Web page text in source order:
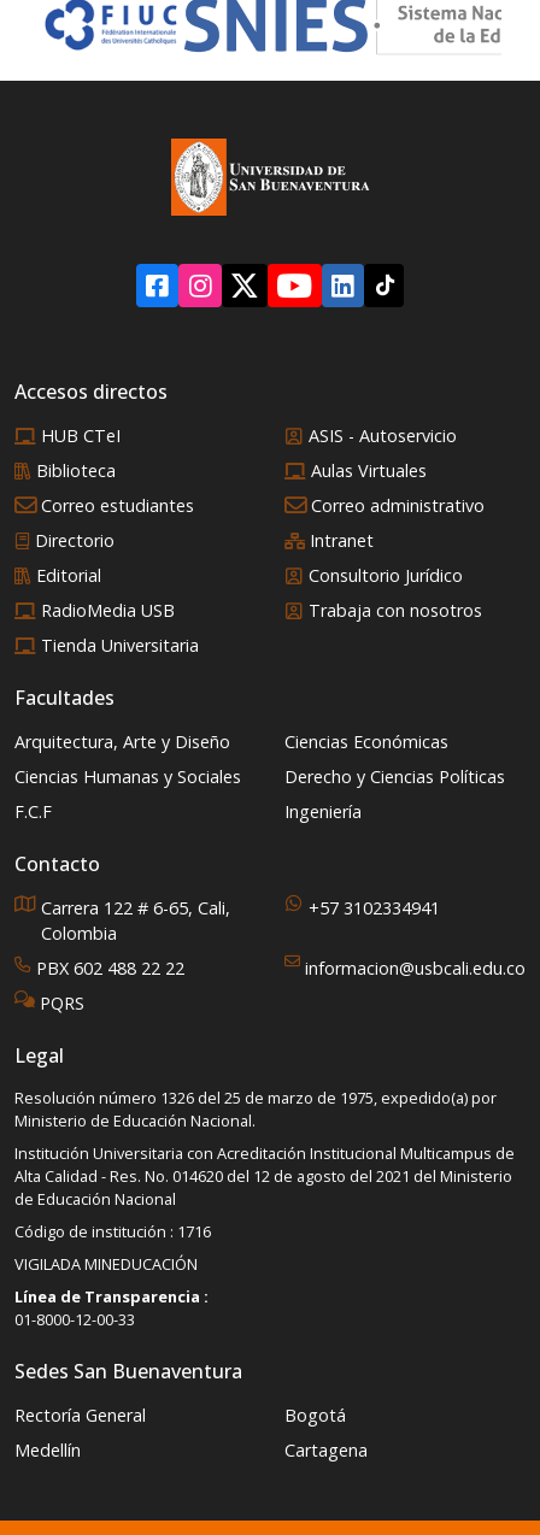
Accesos directos
HUB CTeI
ASIS - Autoservicio
Biblioteca
Aulas Virtuales
Correo estudiantes
Correo administrativo
Directorio
Intranet
Editorial
Consultorio Jurídico
RadioMedia USB
Trabaja con nosotros
Tienda Universitaria
Facultades
Arquitectura, Arte y Diseño
Ciencias Económicas
Ciencias Humanas y Sociales
Derecho y Ciencias Políticas
F.C.F
Ingeniería
Contacto
Carrera 122 # 6-65, Cali,
Colombia
+57 3102334941
PBX 602 488 22 22
informacion@usbcali.edu.co
PQRS
Legal
Resolución número 1326 del 25 de marzo de 1975, expedido(a) por
Ministerio de Educación Nacional.
Institución Universitaria con Acreditación Institucional Multicampus de
Alta Calidad - Res. No. 014620 del 12 de agosto del 2021 del Ministerio
de Educación Nacional
Código de institución : 1716
VIGILADA MINEDUCACIÓN
Línea de Transparencia :
01-8000-12-00-33
Sedes San Buenaventura
Rectoría General
Bogotá
Medellín
Cartagena